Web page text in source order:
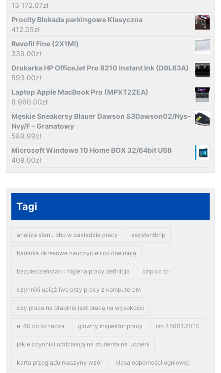
13 172.07zł
Procity Blokada parkingowa Klasyczna
412.05zł
Revofil Fine (2X1Ml)
339.00zł
Drukarka HP OfficeJet Pro 8210 Instant Ink (D9L63A)
593.00zł
Laptop Apple MacBook Pro (MPXT2ZEA)
6 960.00zł
Męskie Sneakersy Blauer Dawson S3Dawson02/Nys-
Nvy/F – Granatowy
589.99zł
Microsoft Windows 10 Home BOX 32/64bit USB
409.00zł
Tagi
analiza stanu bhp w zakładzie pracy asystentbhp
badania okresowe nauczycieli co obejmują
bezpieczeństwo i higiena pracy definicja bhp co to
czynniki uciążliwe przy pracy z komputerem
czy praca na drabinie jest pracą na wysokości
ei 60 co oznacza glowny inspektor pracy iso 45001:2018
jakie czynniki oddziałują na studenta na uczelni
karta przeglądu maszyny wzór klasa odporności ogniowej